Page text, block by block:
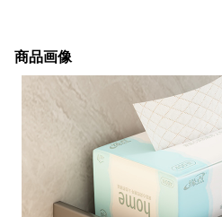
商品画像